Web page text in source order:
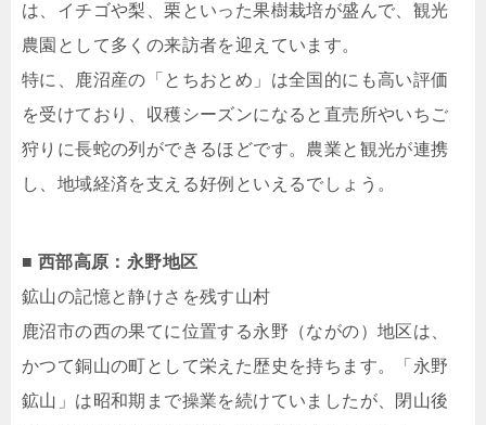
は、イチゴや梨、栗といった果樹栽培が盛んで、観光
農園として多くの来訪者を迎えています。
特に、鹿沼産の「とちおとめ」は全国的にも高い評価
を受けており、収穫シーズンになると直売所やいちご
狩りに長蛇の列ができるほどです。農業と観光が連携
し、地域経済を支える好例といえるでしょう。
■ 西部高原：永野地区
鉱山の記憶と静けさを残す山村
鹿沼市の西の果てに位置する永野（ながの）地区は、
かつて銅山の町として栄えた歴史を持ちます。「永野
鉱山」は昭和期まで操業を続けていましたが、閉山後